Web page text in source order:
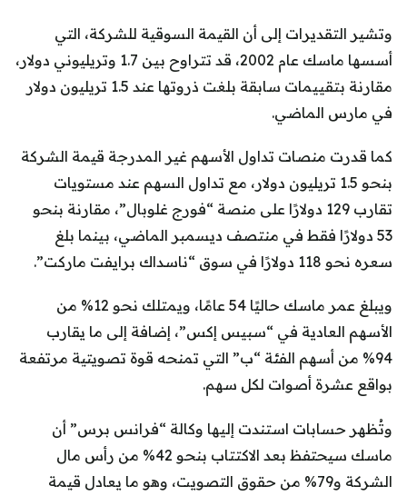
وتشير التقديرات إلى أن القيمة السوقية للشركة، التي
أسسها ماسك عام 2002، قد تتراوح بين 1.7 وتريليوني دولار،
مقارنة بتقييمات سابقة بلغت ذروتها عند 1.5 تريليون دولار
في مارس الماضي.
كما قدرت منصات تداول الأسهم غير المدرجة قيمة الشركة
بنحو 1.5 تريليون دولار، مع تداول السهم عند مستويات
تقارب 129 دولارًا على منصة “فورج غلوبال”، مقارنة بنحو
53 دولارًا فقط في منتصف ديسمبر الماضي، بينما بلغ
سعره نحو 118 دولارًا في سوق “ناسداك برايفت ماركت”.
ويبلغ عمر ماسك حاليًا 54 عامًا، ويمتلك نحو 12% من
الأسهم العادية في “سبيس إكس”، إضافة إلى ما يقارب
94% من أسهم الفئة “ب” التي تمنحه قوة تصويتية مرتفعة
بواقع عشرة أصوات لكل سهم.
وتُظهر حسابات استندت إليها وكالة “فرانس برس” أن
ماسك سيحتفظ بعد الاكتتاب بنحو 42% من رأس مال
الشركة و79% من حقوق التصويت، وهو ما يعادل قيمة